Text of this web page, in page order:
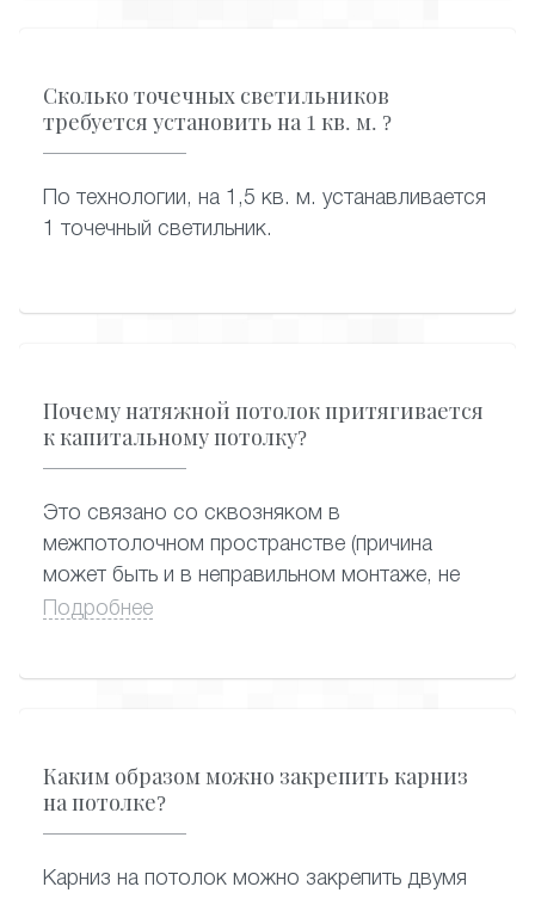
Сколько точечных светильников
требуется установить на 1 кв. м. ?
По технологии, на 1,5 кв. м. устанавливается
1 точечный светильник.
Почему натяжной потолок притягивается
к капитальному потолку?
Это связано со сквозняком в
межпотолочном пространстве (причина
может быть и в неправильном монтаже, не
запенили отверстие под люстру в плите
Подробнее
Каким образом можно закрепить карниз
на потолке?
Карниз на потолок можно закрепить двумя